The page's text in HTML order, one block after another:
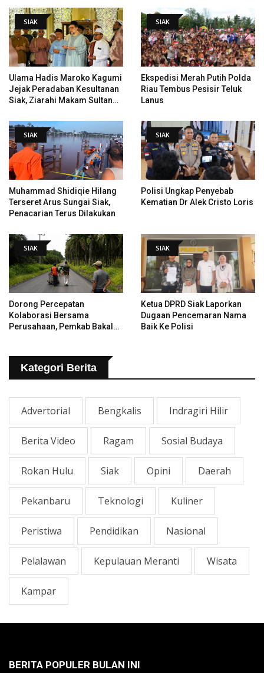
PHI
SIAK
Ulama Hadis Maroko Kagumi
Jejak Peradaban Kesultanan
Siak, Ziarahi Makam Sultan
SIAK
Ekspedisi Merah Putih Polda
Riau Tembus Pesisir Teluk
Lanus
SIAK
Muhammad Shidiqie Hilang
Terseret Arus Sungai Siak,
Penacarian Terus Dilakukan
SIAK
Polisi Ungkap Penyebab
Kematian Dr Alek Cristo Loris
SIAK
Dorong Percepatan
Kolaborasi Bersama
Perusahaan, Pemkab Bakal
SIAK
Ketua DPRD Siak Laporkan
Dugaan Pencemaran Nama
Baik Ke Polisi
Kategori Berita
Advertorial Bengkalis Indragiri Hilir
Berita Video Ragam Sosial Budaya
Rokan Hulu Siak Opini Daerah
Pekanbaru Teknologi Kuliner
Peristiwa Pendidikan Nasional
Pelalawan Kepulauan Meranti Wisata
Kampar
BERITA POPULER BULAN INI